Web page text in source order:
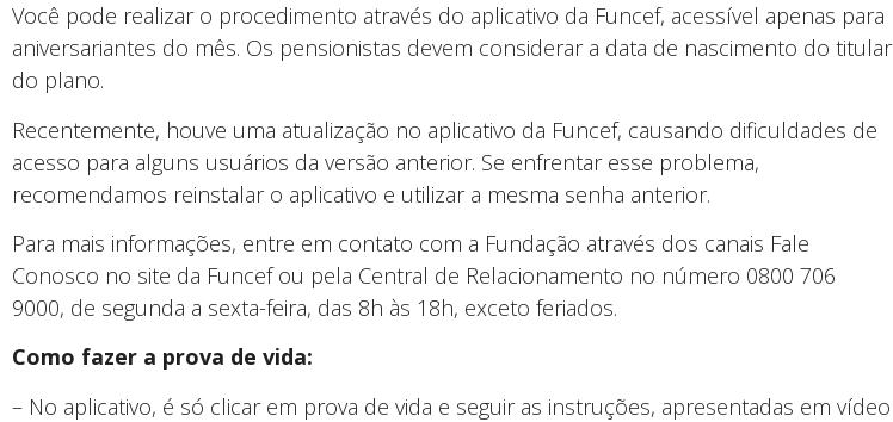
Você pode realizar o procedimento através do aplicativo da Funcef, acessível apenas para
aniversariantes do mês. Os pensionistas devem considerar a data de nascimento do titular
do plano.
Recentemente, houve uma atualização no aplicativo da Funcef, causando dificuldades de
acesso para alguns usuários da versão anterior. Se enfrentar esse problema,
recomendamos reinstalar o aplicativo e utilizar a mesma senha anterior.
Para mais informações, entre em contato com a Fundação através dos canais Fale
Conosco no site da Funcef ou pela Central de Relacionamento no número 0800 706
9000, de segunda a sexta-feira, das 8h às 18h, exceto feriados.
Como fazer a prova de vida:
– No aplicativo, é só clicar em prova de vida e seguir as instruções, apresentadas em vídeo